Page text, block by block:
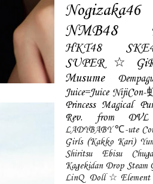
Nogizaka46
NMB48
HKT48
Musume
Juice=Juice NijiCon-
Princess Magical
Rev. from DVL
LADYBABY ℃-ute
Girls (Kakko Kari)
Shiritsu Ebisu
Kagekidan Drop Steam
LinQ Doll☆Element